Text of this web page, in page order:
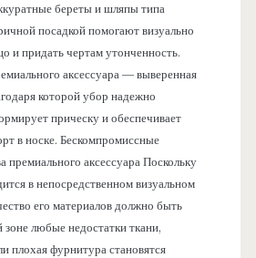
береты и шляпы типа
посадкой помогают визуально
и придать чертам утонченность.
аксессуара — выверенная
которой убор надежно
прическу и обеспечивает
в носке. Бескомпромиссные
премиального аксессуара Поскольку
в непосредственном визуальном
его материалов должно быть
любые недостатки ткани,
плохая фурнитура становятся